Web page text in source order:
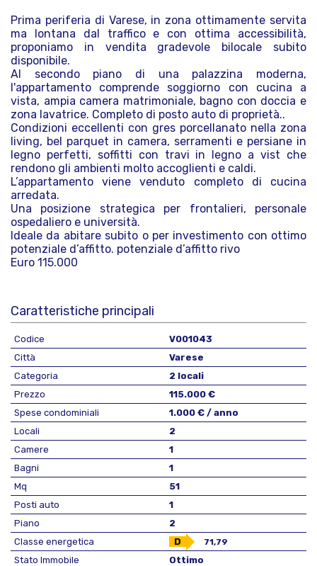
Prima periferia di Varese, in zona ottimamente servita
ma lontana dal traffico e con ottima accessibilità,
proponiamo in vendita gradevole bilocale subito
disponibile.
Al secondo piano di una palazzina moderna,
l'appartamento comprende soggiorno con cucina a
vista, ampia camera matrimoniale, bagno con doccia e
zona lavatrice. Completo di posto auto di proprietà..
Condizioni eccellenti con gres porcellanato nella zona
living, bel parquet in camera, serramenti e persiane in
legno perfetti, soffitti con travi in legno a vist che
rendono gli ambienti molto accoglienti e caldi.
L’appartamento viene venduto completo di cucina
arredata.
Una posizione strategica per frontalieri, personale
ospedaliero e università.
Ideale da abitare subito o per investimento con ottimo
potenziale d’affitto. potenziale d’affitto rivo
Euro 115.000
Caratteristiche principali
Codice
V001043
Città
Varese
Categoria
2 locali
Prezzo
115.000 €
Spese condominiali
1.000 € / anno
Locali
2
Camere
1
Bagni
1
Mq
51
Posti auto
1
Piano
2
Classe energetica
D 71,79
Stato Immobile
Ottimo